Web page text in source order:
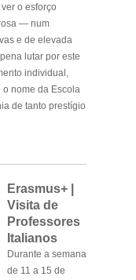
o esforço
— num
e de elevada
lutar por este
individual,
nome da Escola
de tanto prestígio
Erasmus+ |
Visita de
Professores
Italianos
Durante a semana
de 11 a 15 de